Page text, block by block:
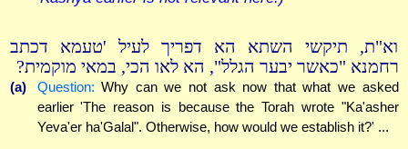
וא"ת, תיקשי השתא הא דפריך לעיל 'טעמא דכתב
רחמנא "כאשר יבער הגלל", הא לאו הכי, במאי מוקמית?
(a) Question: Why can we not ask now that what we asked
earlier 'The reason is because the Torah wrote "Ka'asher
Yeva'er ha'Galal". Otherwise, how would we establish it?' ...